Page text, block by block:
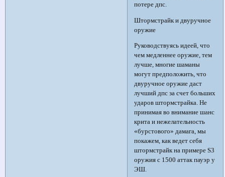
потере дпс.
Штормстрайк и двуручное
оружие
Руководствуясь идеей, что
чем медленнее оружие, тем
лучше, многие шаманы
могут предположить, что
двуручное оружие даст
лучший дпс за счет больших
ударов штормстрайка. Не
принимая во внимание шанс
крита и нежелательность
«бурстового» дамага, мы
покажем, как ведет себя
штормстрайк на примере S3
оружия с 1500 аттак пауэр у
ЭШ.